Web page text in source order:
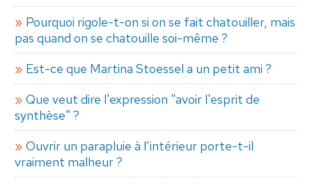
Pourquoi rigole-t-on si on se fait chatouiller, mais
pas quand on se chatouille soi-même ?
Est-ce que Martina Stoessel a un petit ami ?
Que veut dire l'expression "avoir l'esprit de
synthèse" ?
Ouvrir un parapluie à l’intérieur porte-t-il
vraiment malheur ?